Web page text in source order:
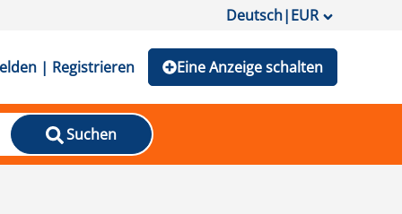
Deutsch|EUR
| Registrieren Eine Anzeige schalten
Suchen